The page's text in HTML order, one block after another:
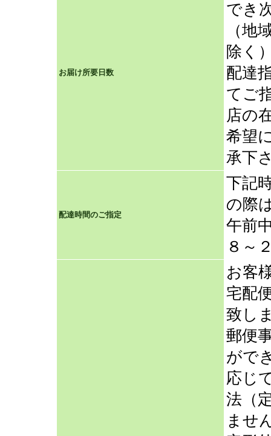
お届け所要日数
でき
（地
除く
配達
てご
店の
希望
承下
配達時間のご指定
下記
の際
午前
８～
お客
宅配
致し
郵便
がで
応じ
法（
ませ